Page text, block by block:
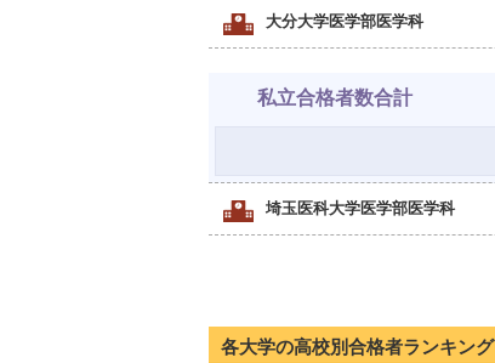
大分大学医学部医学科
私立合格者数合計
埼玉医科大学医学部医学科
各大学の高校別合格者ランキング